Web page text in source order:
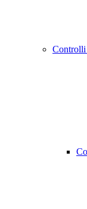
Controlli